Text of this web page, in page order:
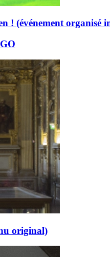
! (événement organisé
original)